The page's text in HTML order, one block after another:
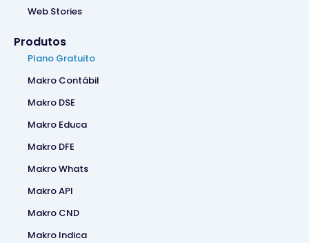
Web Stories
Produtos
Plano Gratuito
Makro Contábil
Makro DSE
Makro Educa
Makro DFE
Makro Whats
Makro API
Makro CND
Makro Indica